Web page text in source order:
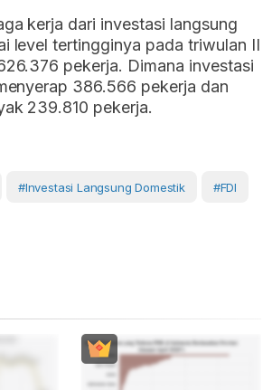
kerja dari investasi langsung
level tertingginya pada triwulan II
pekerja. Dimana investasi
386.566 pekerja dan
239.810 pekerja.
#Investasi Langsung Domestik #FDI